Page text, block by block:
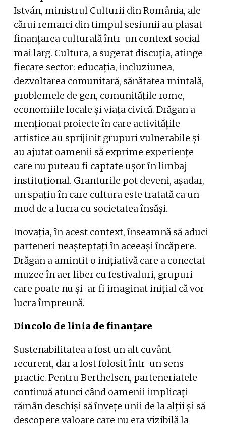
István, ministrul Culturii din România, ale
cărui remarci din timpul sesiunii au plasat
finanțarea culturală într-un context social
mai larg. Cultura, a sugerat discuția, atinge
fiecare sector: educația, incluziunea,
dezvoltarea comunitară, sănătatea mintală,
problemele de gen, comunitățile rome,
economiile locale și viața civică. Drăgan a
menționat proiecte în care activitățile
artistice au sprijinit grupuri vulnerabile și
au ajutat oamenii să exprime experiențe
care nu puteau fi captate ușor în limbaj
instituțional. Granturile pot deveni, așadar,
un spațiu în care cultura este tratată ca un
mod de a lucra cu societatea însăși.
Inovația, în acest context, înseamnă să aduci
parteneri neașteptați în aceeași încăpere.
Drăgan a amintit o inițiativă care a conectat
muzee în aer liber cu festivaluri, grupuri
care poate nu și-ar fi imaginat inițial că vor
lucra împreună.
Dincolo de linia de finanțare
Sustenabilitatea a fost un alt cuvânt
recurent, dar a fost folosit într-un sens
practic. Pentru Berthelsen, parteneriatele
continuă atunci când oamenii implicați
rămân deschiși să învețe unii de la alții și să
descopere valoare care nu era vizibilă la